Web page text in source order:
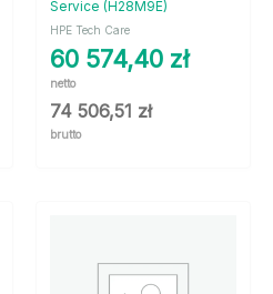
Service (H28M9E)
HPE Tech Care
60 574,40 zł
netto
74 506,51 zł
brutto